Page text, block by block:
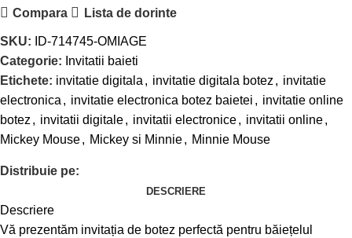
Compara Lista de dorinte
SKU:
ID-714745-OMIAGE
Categorie: Invitatii baieti
Etichete: invitatie digitala, invitatie digitala botez, invitatie
electronica, invitatie electronica botez baietei , invitatie online
botez, invitatii digitale, invitatii electronice, invitatii online,
Mickey Mouse, Mickey si Minnie, Minnie Mouse
Distribuie pe:
DESCRIERE
Descriere
Vă prezentăm invitația de botez perfectă pentru băiețelul